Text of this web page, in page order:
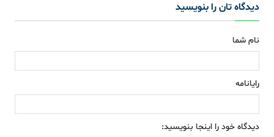
دیدگاه تان را بنویسید
نام شما
رایانامه
دیدگاه خود را اینجا بنویسید: